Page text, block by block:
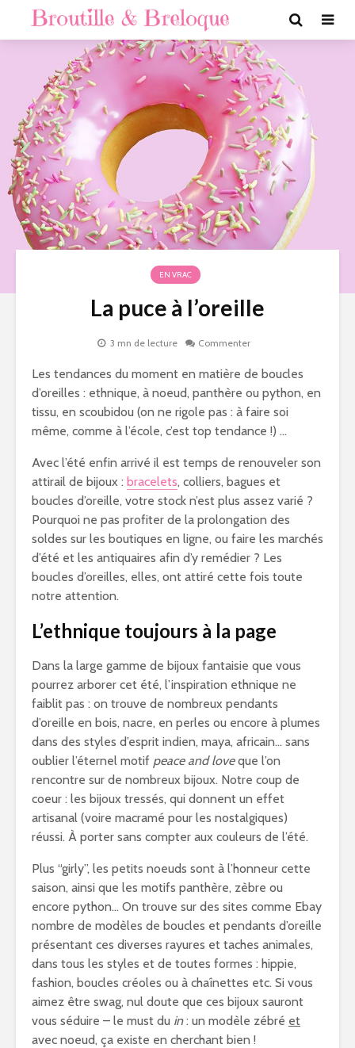
EN VRAC
La puce à l’oreille
3 mn de lecture Commenter
Les tendances du moment en matière de boucles
d’oreilles : ethnique, à noeud, panthère ou python, en
tissu, en scoubidou (on ne rigole pas : à faire soi
même, comme à l’école, c’est top tendance !) …
Avec l’été enfin arrivé il est temps de renouveler son
attirail de bijoux : bracelets, colliers, bagues et
boucles d’oreille, votre stock n’est plus assez varié ?
Pourquoi ne pas profiter de la prolongation des
soldes sur les boutiques en ligne, ou faire les marchés
d’été et les antiquaires afin d’y remédier ? Les
boucles d’oreilles, elles, ont attiré cette fois toute
notre attention.
L’ethnique toujours à la page
Dans la large gamme de bijoux fantaisie que vous
pourrez arborer cet été, l’inspiration ethnique ne
faiblit pas : on trouve de nombreux pendants
d’oreille en bois, nacre, en perles ou encore à plumes
dans des styles d’esprit indien, maya, africain… sans
oublier l’éternel motif peace and loveque l’on
rencontre sur de nombreux bijoux. Notre coup de
coeur : les bijoux tressés, qui donnent un effet
artisanal (voire macramé pour les nostalgiques)
réussi. À porter sans compter aux couleurs de l’été.
Plus “girly”, les petits noeuds sont à l’honneur cette
saison, ainsi que les motifs panthère, zèbre ou
encore python… On trouve sur des sites comme Ebay
nombre de modèles de boucles et pendants d’oreille
présentant ces diverses rayures et taches animales,
dans tous les styles et de toutes formes : hippie,
fashion, boucles créoles ou à chaînettes etc. Si vous
aimez être swag, nul doute que ces bijoux sauront
vous séduire – le must du in: un modèle zébré et
avec noeud, ça existe en cherchant bien !